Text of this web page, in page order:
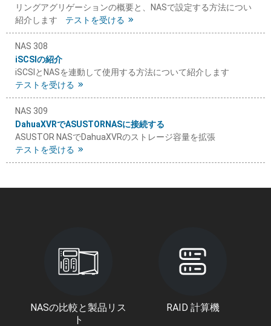
リングアグリゲーションの概要と、NASで設定する方法につい
紹介します
テストを受ける
NAS 308
iSCSIの紹介
iSCSIとNASを連動して使用する方法について紹介します
テストを受ける
NAS 309
DahuaXVRでASUSTORNASに接続する
ASUSTOR NASでDahuaXVRのストレージ容量を拡張
テストを受ける
NASの比較と製品リス
ト
RAID 計算機